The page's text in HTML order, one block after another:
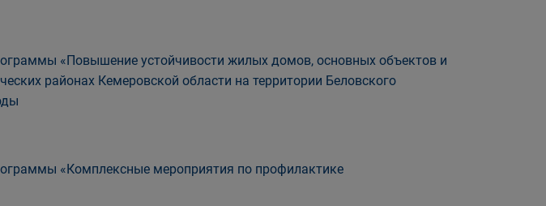
«Повышение устойчивости жилых домов, основных объектов и
районах Кемеровской области на территории Беловского
«Комплексные мероприятия по профилактике